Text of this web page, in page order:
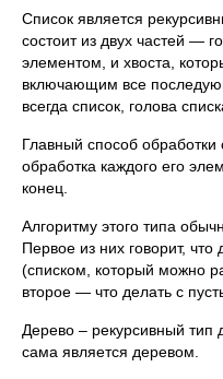
Список является
состоит из двух частей —
элементом, и хвоста,
включающим все
всегда список, голова
Главный способ
обработка каждого его
конец.
Алгоритму этого типа
Первое из них говорит,
(списком, который можно
второе — что делать с
Дерево – рекурсивный тип
сама является деревом.